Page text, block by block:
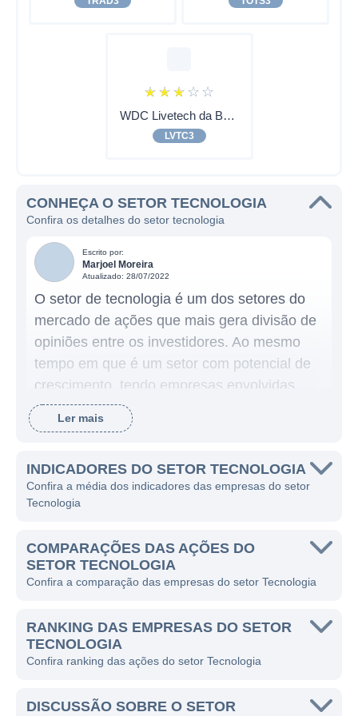
☆ ☆ ☆ ☆ ☆
WDC Livetech da Bahia
LVTC3
CONHEÇA O SETOR TECNOLOGIA
Confira os detalhes do setor tecnologia
Escrito por:
Marjoel Moreira
Atualizado: 28/07/2022
O setor de tecnologia é um dos setores do
mercado de ações que mais gera divisão de
opiniões entre os investidores. Ao mesmo
tempo em que é um setor com potencial de
crescimento, tendo empresas envolvidas
direta e indiretamente, há discussões sobre
a capacidade de crescimento e perenidade
Isso porque existem tanto empresas
lucrativas, com a implementação de suas
apresentam lucros, cada uma com suas
particularidades, que determinam seus
resultados.
Além disso, é interessante destacar que
mesmo que o setor de tecnologia seja
definido por empresas criadoras de soluções
várias empresas de outros setores que
Ler mais
INDICADORES DO SETOR TECNOLOGIA
Confira a média dos indicadores das empresas do setor
Tecnologia
COMPARAÇÕES DAS AÇÕES DO
SETOR TECNOLOGIA
Confira a comparação das empresas do setor Tecnologia
RANKING DAS EMPRESAS DO SETOR
TECNOLOGIA
Confira ranking das ações do setor Tecnologia
DISCUSSÃO SOBRE O SETOR